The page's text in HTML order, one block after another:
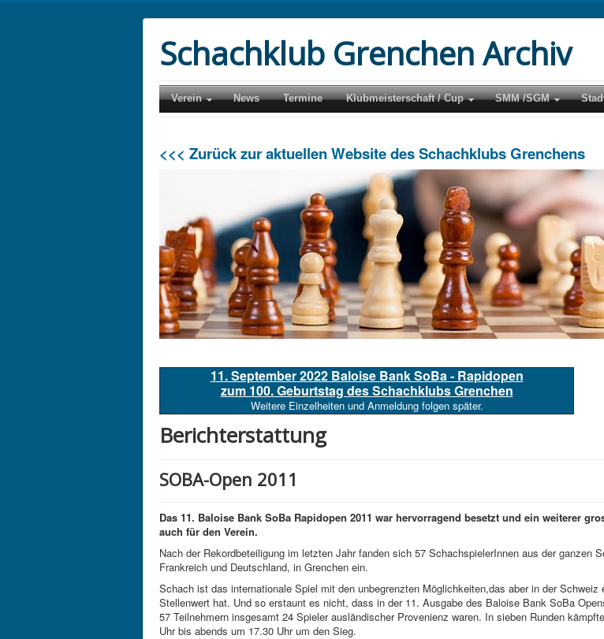
Schachklub Grenchen Archiv
Verein News Termine Klubmeisterschaft / Cup SMM /SGM
<<< Zurück zur aktuellen Website des Schachklubs Grenchens
11. September 2022 Baloise Bank SoBa - Rapidopen
zum 100. Geburtstag des Schachklubs Grenchen
Weitere Einzelheiten und Anmeldung folgen später.
Berichterstattung
SOBA-Open 2011
Das 11. Baloise Bank SoBa Rapidopen 2011 war hervorragend besetzt und ein weiterer
auch für den Verein.
Nach der Rekordbeteiligung im letzten Jahr fanden sich 57 SchachspielerInnen aus der ganzen
Frankreich und Deutschland, in Grenchen ein.
Schach ist das internationale Spiel mit den unbegrenzten Möglichkeiten,das aber in der Schweiz
Stellenwert hat. Und so erstaunt es nicht, dass in der 11. Ausgabe des Baloise Bank SoBa
57 Teilnehmern insgesamt 24 Spieler ausländischer Provenienz waren. In sieben Runden
Uhr bis abends um 17.30 Uhr um den Sieg.